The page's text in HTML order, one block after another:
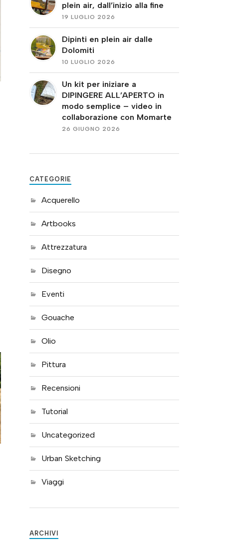
plein air, dall’inizio alla fine
19 LUGLIO 2026
Dipinti en plein air dalle
Dolomiti
10 LUGLIO 2026
Un kit per iniziare a
DIPINGERE ALL’APERTO in
modo semplice – video in
collaborazione con Momarte
26 GIUGNO 2026
CATEGORIE
Acquerello
Artbooks
Attrezzatura
Disegno
Eventi
Gouache
Olio
Pittura
Recensioni
Tutorial
Uncategorized
Urban Sketching
Viaggi
ARCHIVI